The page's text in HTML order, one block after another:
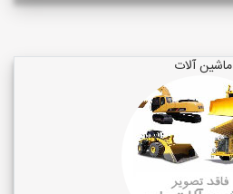
ماشین آلات